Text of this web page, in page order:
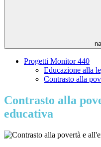
Progetti Monitor 440
Educazione alla
Contrasto alla
Contrasto alla
educativa